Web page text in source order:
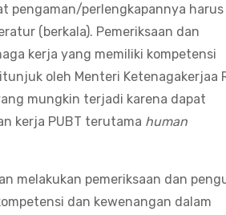
pengaman/perlengkapannya harus
(berkala). Pemeriksaan dan
kerja yang memiliki kompetensi
oleh Menteri Ketenagakerjaa
mungkin terjadi karena dapat
kerja PUBT terutama human
melakukan pemeriksaan dan
dan kewenangan dalam